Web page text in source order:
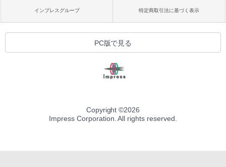
インプレスグループ 特定商取引法に基づく表示
PC版で見る
Copyright ©2026
Impress Corporation. All rights reserved.